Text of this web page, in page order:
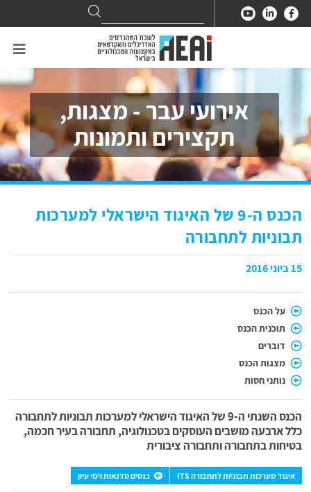
for:
Search
אירועי עבר - מצגות,
תקצירים ותמונות
הכנס ה-9 של האיגוד הישראלי למערכות
תבוניות לתחבורה
15 ביוני 2016
על הכנס
תוכנית הכנס
דוברים
מצגות הכנס
נותני חסות
הכנס השנתי ה-9 של האיגוד הישראלי למערכות תבוניות לתחבורה
כלל ארבעה מושבים העוסקים בטכנולוגיה, תחבורה בעיר חכמה,
בטיחות בתחבורה ותחבורה ציבורית
איגוד מערכות תבוניות לתחבורה ITS כנסים סדנאות וימי עיון